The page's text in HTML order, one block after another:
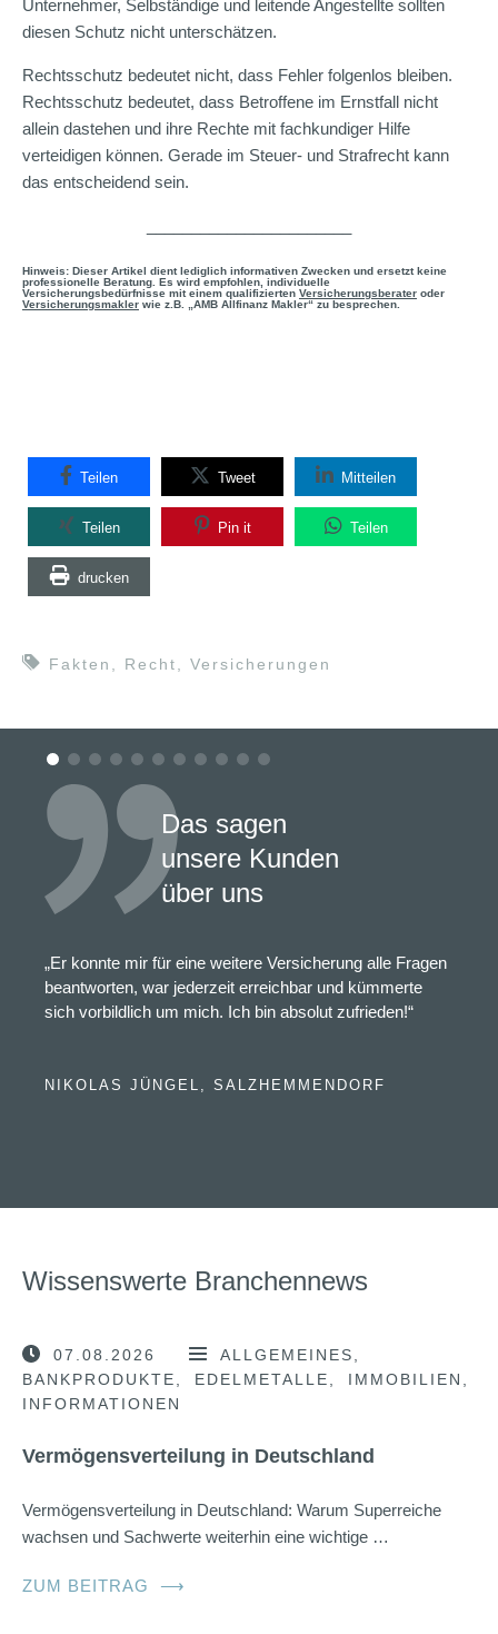
Unternehmer, Selbständige und leitende Angestellte sollten
diesen Schutz nicht unterschätzen.
Rechtsschutz bedeutet nicht, dass Fehler folgenlos bleiben.
Rechtsschutz bedeutet, dass Betroffene im Ernstfall nicht
allein dastehen und ihre Rechte mit fachkundiger Hilfe
verteidigen können. Gerade im Steuer- und Strafrecht kann
das entscheidend sein.
Hinweis: Dieser Artikel dient lediglich informativen Zwecken und ersetzt keine
professionelle Beratung. Es wird empfohlen, individuelle
Versicherungsbedürfnisse mit einem qualifizierten Versicherungsberater oder
Versicherungsmakler wie z.B. „AMB Allfinanz Makler“ zu besprechen.
Teilen Tweet Mitteilen
Teilen Pin it Teilen
drucken
Fakten Recht Versicherungen
Das sagen
unsere Kunden
über uns
„Er konnte mir für eine weitere Versicherung alle Fragen
beantworten, war jederzeit erreichbar und kümmerte
sich vorbildlich um mich. Ich bin absolut zufrieden!“
NIKOLAS JÜNGEL, SALZHEMMENDORF
Wissenswerte Branchennews
07.08.2026
ALLGEMEINES
BANKPRODUKTE
EDELMETALLE
IMMOBILIEN
INFORMATIONEN
Vermögensverteilung in Deutschland
Vermögensverteilung in Deutschland: Warum Superreiche
wachsen und Sachwerte weiterhin eine wichtige …
ZUM BEITRAG ⟶